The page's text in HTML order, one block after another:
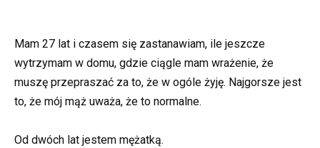
Mam 27 lat i czasem się zastanawiam, ile jeszcze
wytrzymam w domu, gdzie ciągle mam wrażenie, że
muszę przepraszać za to, że w ogóle żyję. Najgorsze jest
to, że mój mąż uważa, że to normalne.
Od dwóch lat jestem mężatką.